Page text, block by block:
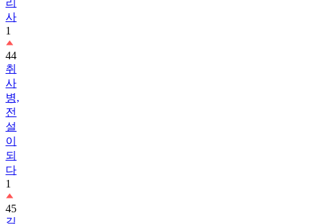
사
1
44
취
사
병,
전
설
이
되
다
1
45
길